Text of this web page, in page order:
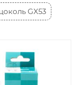
GX53